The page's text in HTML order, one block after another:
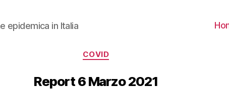
epidemica in Italia
Categorie
COVID
Report 6 Marzo 2021